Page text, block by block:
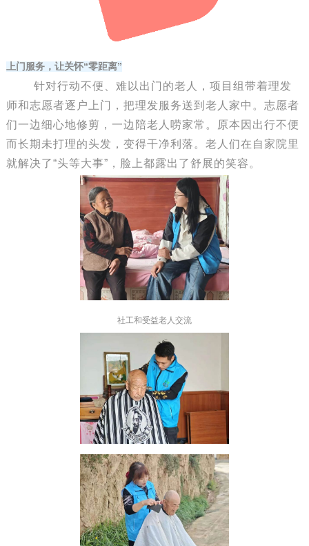
上门服务，让关怀“零距离”
针对行动不便、难以出门的老人，项目组带着理发
师和志愿者逐户上门，把理发服务送到老人家中。志愿者
们一边细心地修剪，一边陪老人唠家常。原本因出行不便
而长期未打理的头发，变得干净利落。老人们在自家院里
就解决了“头等大事”，脸上都露出了舒展的笑容。
社工和受益老人交流